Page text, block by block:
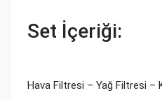
Set İçeriği:
Hava Filtresi – Yağ Filtresi –